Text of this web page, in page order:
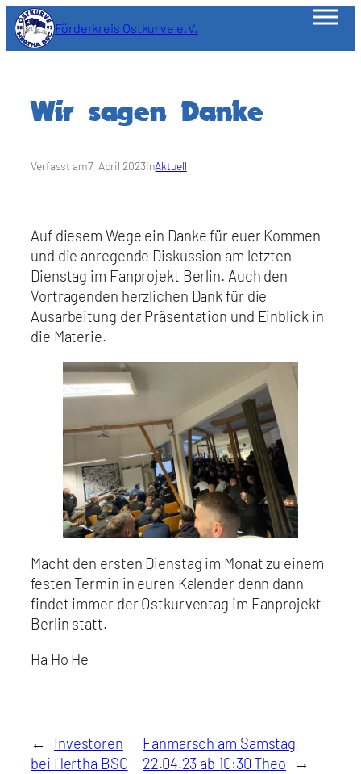
Zum
Inhalt
springen
Förderkreis Ostkurve e.V.
Wir sagen Danke
Verfasst am7. April 2023inAktuell
Auf diesem Wege ein Danke für euer Kommen
und die anregende Diskussion am letzten
Dienstag im Fanprojekt Berlin. Auch den
Vortragenden herzlichen Dank für die
Ausarbeitung der Präsentation und Einblick in
die Materie.
Macht den ersten Dienstag im Monat zu einem
festen Termin in euren Kalender denn dann
findet immer der Ostkurventag im Fanprojekt
Berlin statt.
Ha Ho He
←
Investoren
bei Hertha BSC
Fanmarsch am Samstag
22.04.23 ab 10:30 Theo
→